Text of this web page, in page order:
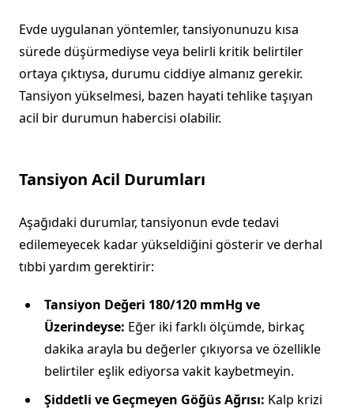
Evde uygulanan yöntemler, tansiyonunuzu kısa
sürede düşürmediyse veya belirli kritik belirtiler
ortaya çıktıysa, durumu ciddiye almanız gerekir.
Tansiyon yükselmesi, bazen hayati tehlike taşıyan
acil bir durumun habercisi olabilir.
Tansiyon Acil Durumları
Aşağıdaki durumlar, tansiyonun evde tedavi
edilemeyecek kadar yükseldiğini gösterir ve derhal
tıbbi yardım gerektirir:
Tansiyon Değeri 180/120 mmHg ve
Üzerindeyse: Eğer iki farklı ölçümde, birkaç
dakika arayla bu değerler çıkıyorsa ve özellikle
belirtiler eşlik ediyorsa vakit kaybetmeyin.
Şiddetli ve Geçmeyen Göğüs Ağrısı: Kalp krizi